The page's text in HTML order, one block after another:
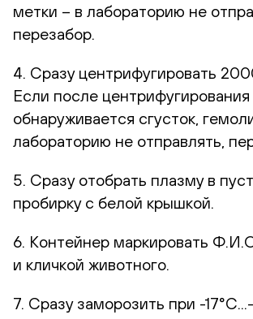
метки – в лабораторию не
перезабор.
4. Сразу центрифугировать
Если после
обнаруживается сгусток,
лабораторию не отправлять,
5. Сразу отобрать плазму в
пробирку с белой крышкой.
6. Контейнер маркировать
и кличкой животного.
7. Сразу заморозить при -